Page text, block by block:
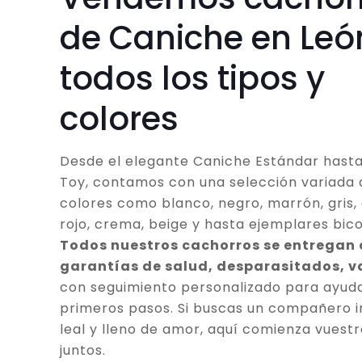
de Caniche en
todos los tipos y
colores
Desde el elegante Caniche Estándar
Toy, contamos con una selección variada
colores como blanco, negro, marrón,
rojo, crema, beige y hasta ejemplares
Todos nuestros cachorros se entregan
garantías de salud, desparasitados,
con seguimiento personalizado para
primeros pasos. Si buscas un compañero
leal y lleno de amor, aquí comienza
juntos.